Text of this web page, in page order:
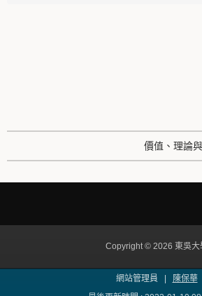
價值、理論
Copyright © 2026 東吳大
網站管理員 |
陳保華